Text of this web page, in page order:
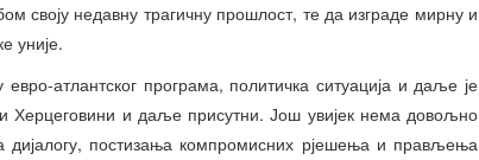
своју недавну трагичну прошлост, те да изграде мирну и
уније.
атлантског програма, политичка ситуација и даље је
Херцеговини и даље присутни. Још увијек нема довољно
дијалогу, постизања компромисних рјешења и прављења